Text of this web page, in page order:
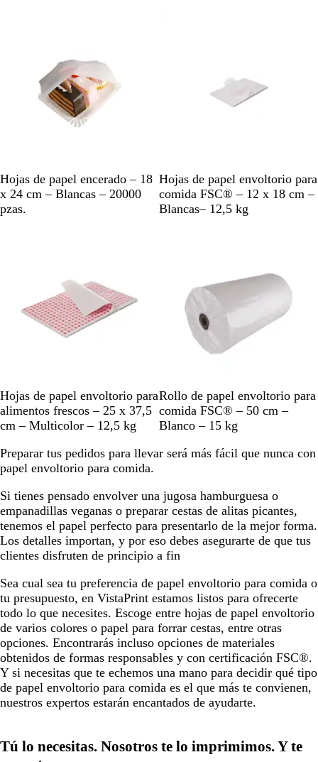
B
l
a
Hojas de papel encerado – 18
x 24 cm – Blancas – 20000
pzas.
B
l
a
Hojas de papel envoltorio para
comida FSC® – 12 x 18 cm –
Blancas– 12,5 kg
B
l
a
c
o
r
o
j
o
Hojas de papel envoltorio para
alimentos frescos – 25 x 37,5
cm – Multicolor – 12,5 kg
B
l
a
c
Rollo de papel envoltorio para
comida FSC® – 50 cm –
Blanco – 15 kg
Preparar tus pedidos para llevar será más fácil que nunca con
papel envoltorio para comida.
Si tienes pensado envolver una jugosa hamburguesa o
empanadillas veganas o preparar cestas de alitas picantes,
tenemos el papel perfecto para presentarlo de la mejor forma.
Los detalles importan, y por eso debes asegurarte de que tus
clientes disfruten de principio a fin
Sea cual sea tu preferencia de papel envoltorio para comida o
tu presupuesto, en VistaPrint estamos listos para ofrecerte
todo lo que necesites. Escoge entre hojas de papel envoltorio
de varios colores o papel para forrar cestas, entre otras
opciones. Encontrarás incluso opciones de materiales
obtenidos de formas responsables y con certificación FSC®.
Y si necesitas que te echemos una mano para decidir qué tipo
de papel envoltorio para comida es el que más te convienen,
nuestros expertos estarán encantados de ayudarte.
Tú lo necesitas. Nosotros te lo imprimimos. Y te